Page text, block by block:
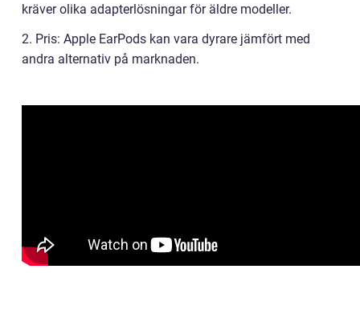
kräver olika adapterlösningar för äldre modeller.
2. Pris: Apple EarPods kan vara dyrare jämfört med
andra alternativ på marknaden.